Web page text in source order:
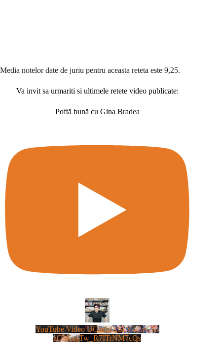
Media notelor date de juriu pentru aceasta reteta este 9,25.
Va invit sa urmariti si ultimele retete video publicate:
Poftă bună cu Gina Bradea
YouTube Video UCm5llXSLY4CyCX-
zC8XosTw_R7ITrNM7cQs